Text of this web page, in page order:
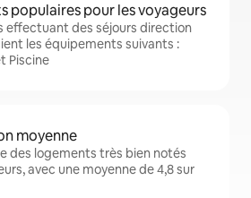
populaires pour les voyageurs
effectuant des séjours direction
les équipements suivants :
Piscine
moyenne
des logements très bien notés
avec une moyenne de 4,8 sur